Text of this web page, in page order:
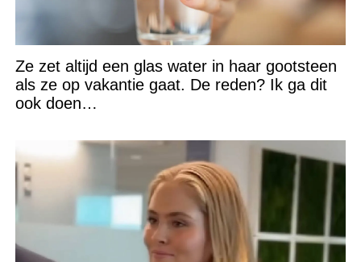
Ze zet altijd een glas water in haar gootsteen
als ze op vakantie gaat. De reden? Ik ga dit
ook doen…